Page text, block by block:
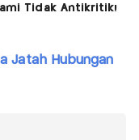
Tidak Antikritik!
Jatah Hubungan